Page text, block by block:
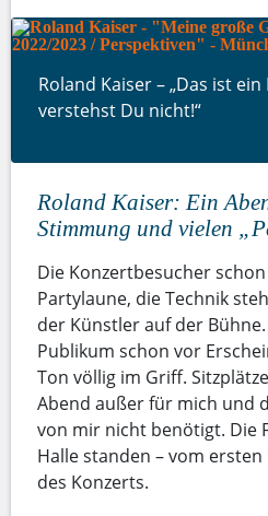
Roland Kaiser – „Das ist
verstehst Du nicht!“
Roland Kaiser: Ein
Stimmung und vielen
Die Konzertbesucher
Partylaune, die Technik
der Künstler auf der
Publikum schon vor
Ton völlig im Griff.
Abend außer für mich und
von mir nicht benötigt. Die
Halle standen – vom
des Konzerts.